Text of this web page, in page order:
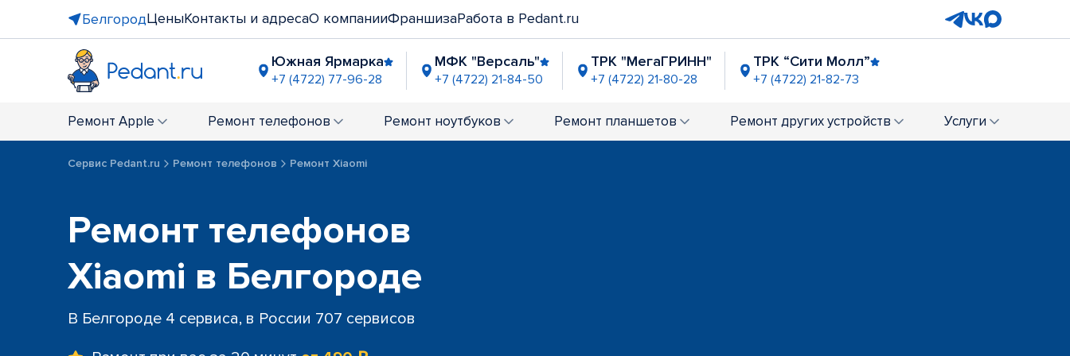
БелгородЦеныКонтакты и адресаО компанииФраншизаРабота в Pedant.ru
Южная Ярмарка
+7 (4722) 77-96-28
МФК "Версаль"
+7 (4722) 21-84-50
ТРК "МегаГРИНН"
+7 (4722) 21-80-28
ТРК “Сити Молл”
+7 (4722) 21-82-73
Ремонт Apple Ремонт телефонов Ремонт ноутбуков Ремонт планшетов Ремонт других устройств Услуги
Сервис Pedant.ru Ремонт телефонов Ремонт Xiaomi
Ремонт телефонов
Xiaomi в Белгороде
В Белгороде 4 сервиса, в России 707 сервисов